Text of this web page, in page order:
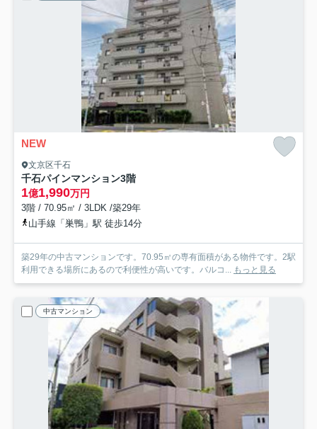
NEW
文京区千石
千石パインマンション3階
1億1,990万円
3階 / 70.95㎡ / 3LDK /築29年
山手線「巣鴨」駅 徒歩14分
築29年の中古マンションです。70.95㎡の専有面積がある物件です。2駅
利用できる場所にあるので利便性が高いです。バルコ... もっと見る
中古マンション